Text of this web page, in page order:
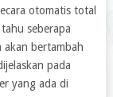
otomatis total
seberapa
akan bertambah
pada
yang ada di